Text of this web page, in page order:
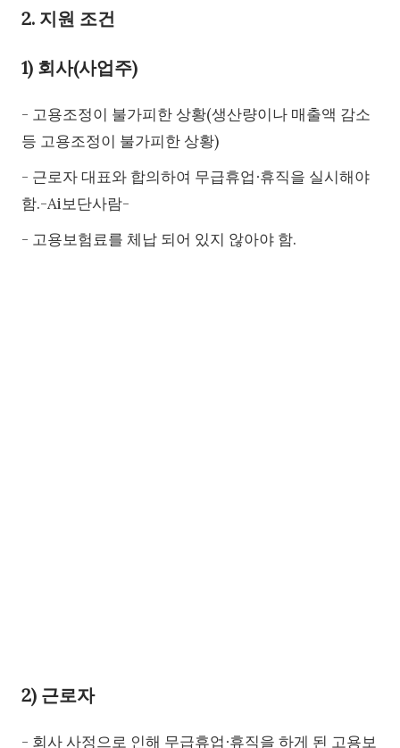
2. 지원 조건
1) 회사(사업주)
- 고용조정이 불가피한 상황(생산량이나 매출액 감소
등 고용조정이 불가피한 상황)
- 근로자 대표와 합의하여 무급휴업∙휴직을 실시해야
함.-Ai보단사람-
- 고용보험료를 체납 되어 있지 않아야 함.
2) 근로자
- 회사 사정으로 인해 무급휴업∙휴직을 하게 된 고용보